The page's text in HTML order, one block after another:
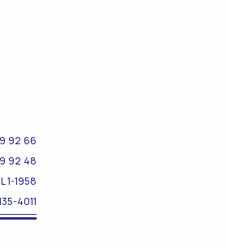
92 66
92 48
1-1958
4011